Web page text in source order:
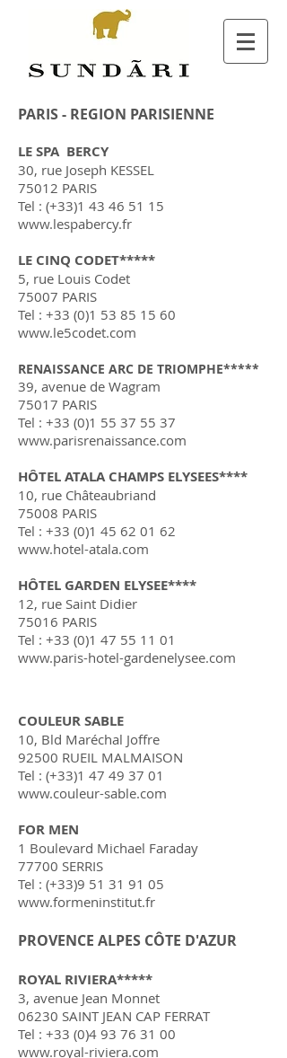
PARIS - REGION PARISIENNE
LE SPA BERCY
30, rue Joseph KESSEL
75012 PARIS
Tel : (+33)1 43 46 51 15
www.lespabercy.fr
LE CINQ CODET*****
5, rue Louis Codet
75007 PARIS
Tel : +33 (0)1 53 85 15 60
www.le5codet.com
RENAISSANCE ARC DE TRIOMPHE*****
39, avenue de Wagram
75017 PARIS
Tel : +33 (0)1 55 37 55 37
www.parisrenaissance.com
HÔTEL ATALA CHAMPS ELYSEES****
10, rue Châteaubriand
75008 PARIS
Tel : +33 (0)1 45 62 01 62
www.hotel-atala.com
HÔTEL GARDEN ELYSEE****
12, rue Saint Didier
75016 PARIS
Tel : +33 (0)1 47 55 11 01
www.paris-hotel-gardenelysee.com
COULEUR SABLE
10, Bld Maréchal Joffre
92500 RUEIL MALMAISON
Tel : (+33)1 47 49 37 01
www.couleur-sable.com
FOR MEN
1 Boulevard Michael Faraday
77700 SERRIS
Tel : (+33)9 51 31 91 05
www.formeninstitut.fr
PROVENCE ALPES CÔTE D'AZUR
ROYAL RIVIERA*****
3, avenue Jean Monnet
06230 SAINT JEAN CAP FERRAT
Tel : +33 (0)4 93 76 31 00
www.royal-riviera.com